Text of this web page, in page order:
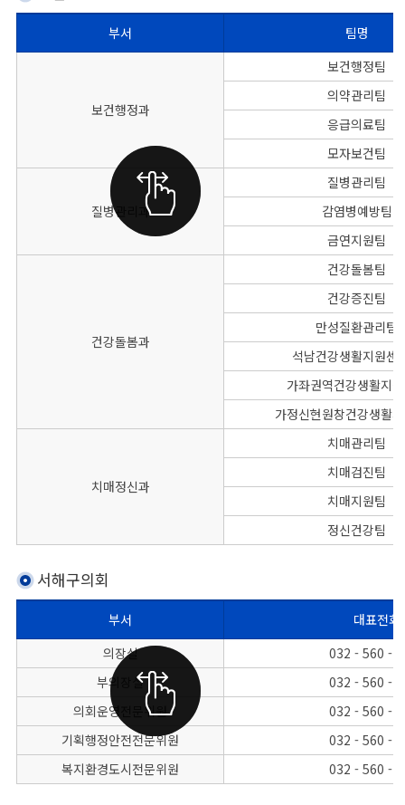
보건소의 부서별 팀명, 대표전화, FAX번호를 나타낸 표
부서 팀명
보건행정과
보건행정팀
의약관리팀
응급의료팀
모자보건팀
질병관리과
질병관리팀
감염병예방팀
금연지원팀
건강돌봄과
건강돌봄팀
건강증진팀
만성질환관리팀
석남건강생활지원센
가좌권역건강생활지
가정신현원창건강생활
치매정신과
치매관리팀
치매검진팀
치매지원팀
정신건강팀
서해구의회
서해구의회의 각 부서별, 대표전화, FAX번호를 나타낸 표
부서
대표전화
의장실
032 - 560 -
부의장실
032 - 560 -
의회운영전문위원
032 - 560 -
기획행정안전전문위원
032 - 560 -
복지환경도시전문위원
032 - 560 -